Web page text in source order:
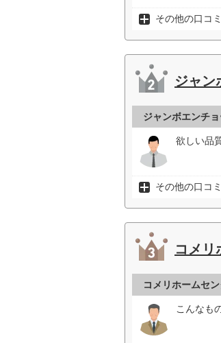
その他の口コ
ジャン
ジャンボエンチ
欲しい品
その他の口コ
コメリ
コメリホームセ
こんなも